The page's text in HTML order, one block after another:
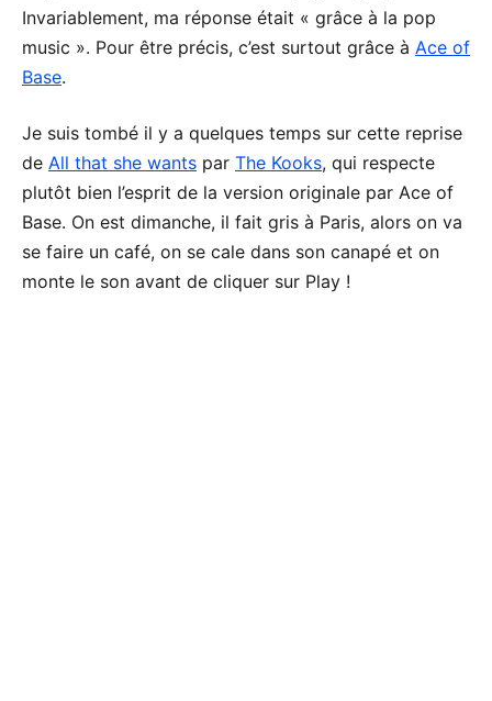
Invariablement, ma réponse était « grâce à la pop
music ». Pour être précis, c’est surtout grâce à Ace of
Base.
Je suis tombé il y a quelques temps sur cette reprise
de All that she wants par The Kooks, qui respecte
plutôt bien l’esprit de la version originale par Ace of
Base. On est dimanche, il fait gris à Paris, alors on va
se faire un café, on se cale dans son canapé et on
monte le son avant de cliquer sur Play !